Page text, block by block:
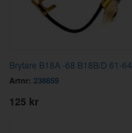
Brytare B18A -68 B18B/D 61-64
Artnr: 238859
125 kr